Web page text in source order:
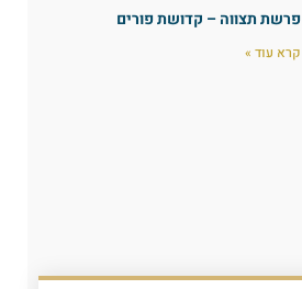
פרשת תצווה – קדושת פורים
קרא עוד »